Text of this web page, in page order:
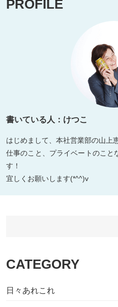
PROFILE
書いている人：けつこ
はじめまして、本社営業部の山上
仕事のこと、プライベートのこと
す！
宜しくお願いします(*^^)v
CATEGORY
日々あれこれ